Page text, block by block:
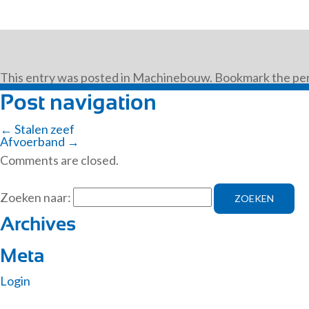
This entry was posted in Machinebouw. Bookmark the
Post navigation
← Stalen zeef
Afvoerband →
Comments are closed.
Zoeken naar:
Archives
Meta
Login